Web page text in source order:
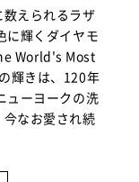
えられるラザ
に輝くダイヤモ
World's Most
輝きは、120年
ューヨークの洗
なお愛され続